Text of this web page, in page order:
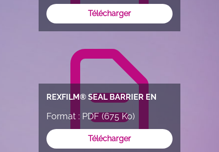
Télécharger
REXFILM® SEAL BARRIER EN
Format : PDF (675 Ko)
Télécharger